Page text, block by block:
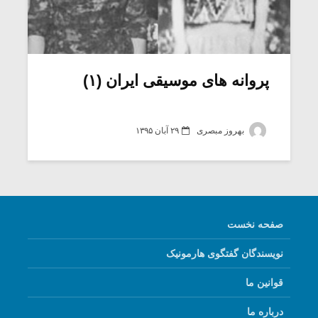
پروانه های موسیقی ایران (۱)
بهروز مبصری ۲۹ آبان ۱۳۹۵
صفحه نخست
نویسندگان گفتگوی هارمونیک
قوانین ما
درباره ما